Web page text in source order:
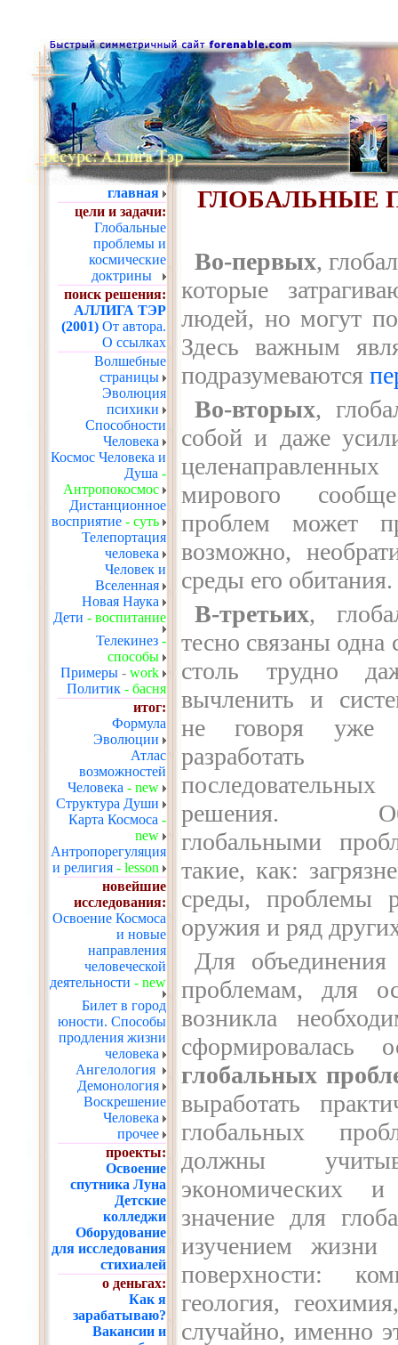
главная
цели и задачи:
Глобальные
проблемы и
космические
доктрины
поиск решения:
АЛЛИГА ТЭР
(2001) От автора.
О ссылках
Волшебные
страницы
Эволюция
психики
Способности
Человека
Космос Человека и
Душа -
Антропокосмос
Дистанционное
восприятие - суть
Телепортация
человека
Человек и
Вселенная
Новая Наука
Дети - воспитание
Телекинез -
способы
Примеры - work
Политик - басня
итог:
Формула
Эволюции
Атлас
возможностей
Человека - new
Структура Души
Карта Космоса -
new
Антропорегуляция
и религия - lesson
новейшие
исследования:
Освоение Космоса
и новые
направления
человеческой
деятельности - new
Билет в город
юности. Способы
продления жизни
человека
Ангелология
Демонология
Воскрешение
Человека
прочее
проекты:
Освоение
спутника Луна
Детские
колледжи
Оборудование
для исследования
стихиалей
о деньгах:
Как я
зарабатываю?
Вакансии и
ГЛОБАЛЬНЫЕ
Во-первых,
которые
людей, но могут
Здесь важным
подразумеваются
Во-вторых,
собой и даже
мирового
проблем может
возможно,
среды его обитания.
В-третьих,
тесно связаны
столь трудно
вычленить и
не говоря
решения.
глобальными
такие, как:
среды, проблемы
оружия и ряд
Для
проблемам, для
возникла
глобальных
выработать
глобальных
должны
экономических
значение для
изучением
поверхности:
геология,
случайно, именно